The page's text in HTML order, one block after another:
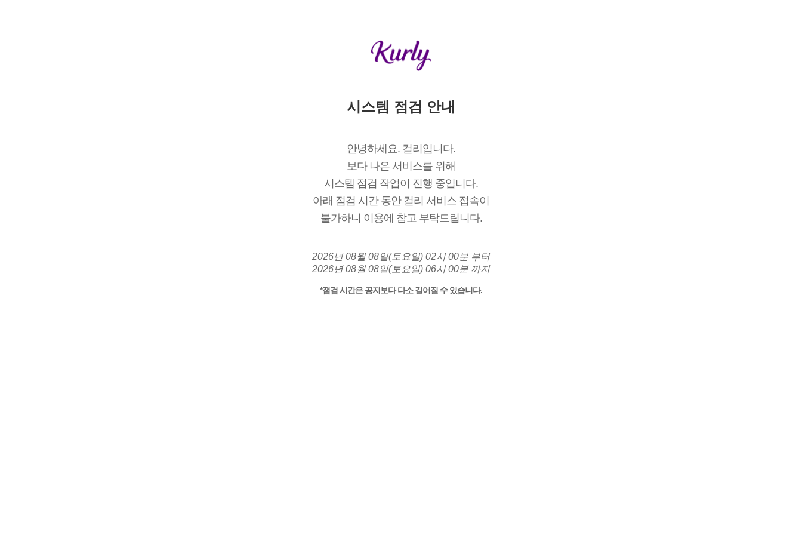
시스템 점검 안내
안녕하세요. 컬리입니다.
보다 나은 서비스를 위해
시스템 점검 작업이 진행 중입니다.
아래 점검 시간 동안 컬리 서비스 접속이
불가하니 이용에 참고 부탁드립니다.
2026년 08월 08일(토요일) 02시 00분 부터
2026년 08월 08일(토요일) 06시 00분 까지
*점검 시간은 공지보다 다소 길어질 수 있습니다.